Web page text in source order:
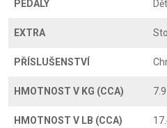
PEDÁLY
EXTRA
PŘÍSLUŠENSTVÍ
HMOTNOST V KG (CCA) 7.9
HMOTNOST V LB (CCA)